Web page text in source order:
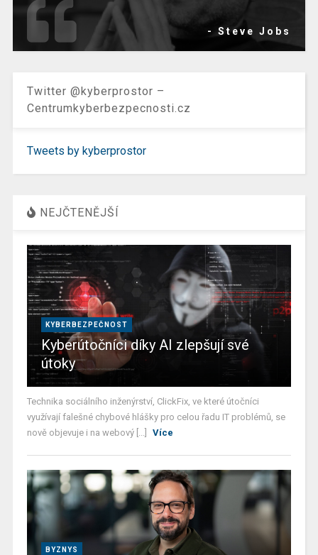
- Steve Jobs
Twitter @kyberprostor –
Centrumkyberbezpecnosti.cz
Tweets by kyberprostor
NEJČTENĚJŠÍ
KYBERBEZPEČNOST
Kyberútočníci díky AI zlepšují své
útoky
Technika sociálního inženýrství, ClickFix, ve které útočníci
využívají falešné chybové hlášky pro celou řadu IT problémů, se
nově objevuje i na webový [...]
Více
BYZNYS